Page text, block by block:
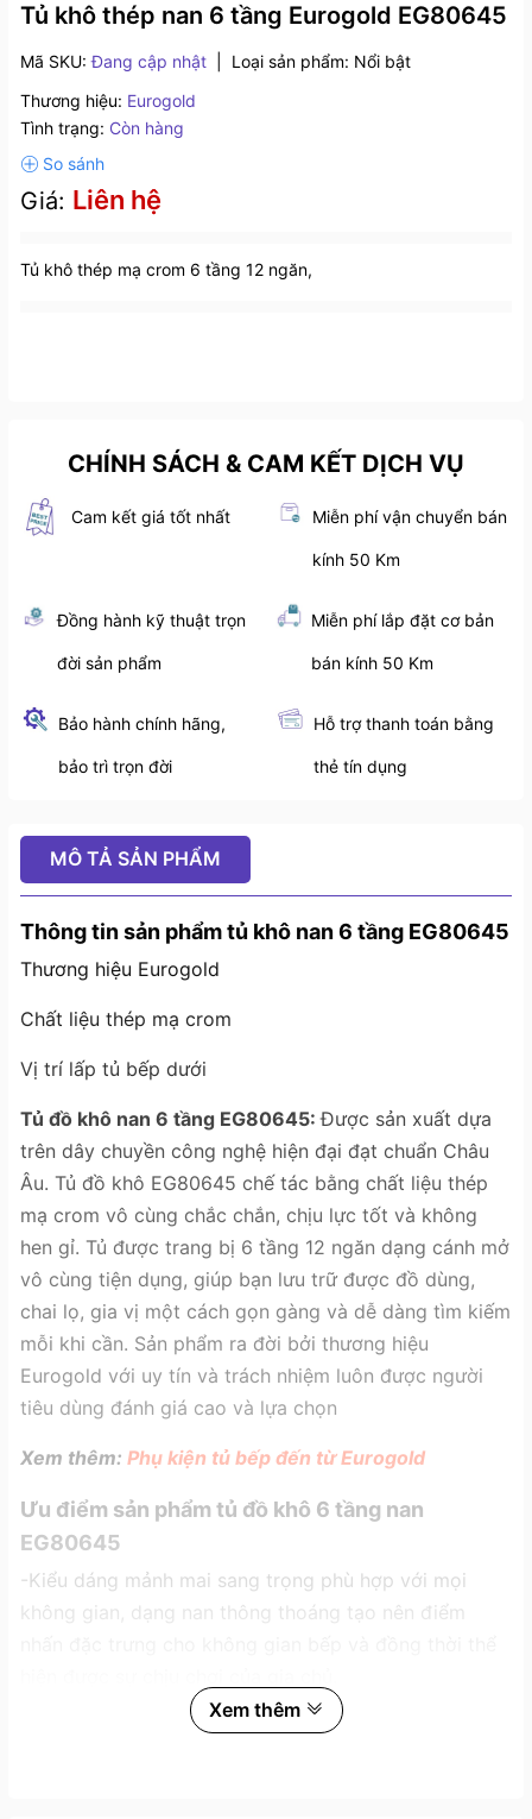
Tủ khô thép nan 6 tầng Eurogold EG80645
Mã SKU:Đang cập nhật Loại sản phẩm: Nổi bật
Thương hiệu: Eurogold
Tình trạng: Còn hàng
Giá: Liên hệ
Tủ khô thép mạ crom 6 tầng 12 ngăn,
CHÍNH SÁCH & CAM KẾT DỊCH VỤ
Cam kết giá tốt nhất Miễn phí vận chuyển bán
kính 50 Km
Đồng hành kỹ thuật trọn
đời sản phẩm
Miễn phí lắp đặt cơ bản
bán kính 50 Km
Bảo hành chính hãng,
bảo trì trọn đời
Hỗ trợ thanh toán bằng
thẻ tín dụng
MÔ TẢ SẢN PHẨM
Thông tin sản phẩm tủ khô nan 6 tầng EG80645
Thương hiệu Eurogold
Chất liệu thép mạ crom
Vị trí lấp tủ bếp dưới
Tủ đồ khô nan 6 tầng EG80645:Được sản xuất dựa
trên dây chuyền công nghệ hiện đại đạt chuẩn Châu
Âu. Tủ đồ khô EG80645 chế tác bằng chất liệu thép
mạ crom vô cùng chắc chắn, chịu lực tốt và không
hen gỉ. Tủ được trang bị 6 tầng 12 ngăn dạng cánh mở
vô cùng tiện dụng, giúp bạn lưu trữ được đồ dùng,
chai lọ, gia vị một cách gọn gàng và dễ dàng tìm kiếm
mỗi khi cần. Sản phẩm ra đời bởi thương hiệu
Eurogold với uy tín và trách nhiệm luôn được người
tiêu dùng đánh giá cao và lựa chọn
Xem thêm: Phụ kiện tủ bếp đến từ Eurogold
Ưu điểm sản phẩm tủ đồ khô 6 tầng nan
EG80645
-Kiểu dáng mảnh mai sang trọng phù hợp với mọi
không gian, dạng nan thông thoáng tạo nên điểm
-Sử dụng chất liệu thép mạ crom chắc chắn, chịu lực
Xem thêm